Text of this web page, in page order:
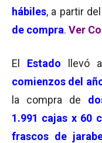
hábiles, a partir
de compra. Ver
El Estado
llevó
comienzos del
la compra de
1.991 cajas x 60
frascos de